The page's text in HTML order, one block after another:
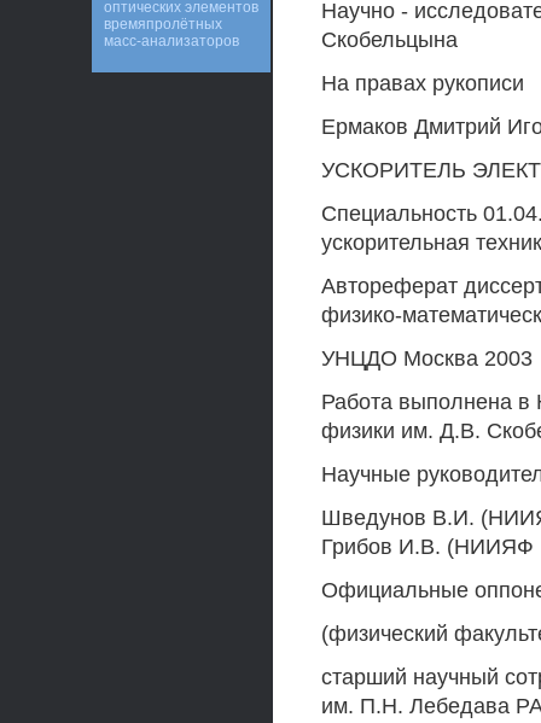
Научно -
Скобельцына
На правах рукописи
Ермаков Дмитрий
УСКОРИТЕЛЬ
Специальность
ускорительная
Автореферат
физико-
УНЦДО Москва 2003
Работа выполнена в
физики им. Д.В.
Научные
Шведунов В.И.
Грибов И.В. (НИИЯФ
Официальные
(физический
старший научный
им. П.Н. Лебедава
оптических элементов
времяпролётных
масс-анализаторов